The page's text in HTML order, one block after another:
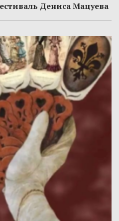
Дениса Мацуева